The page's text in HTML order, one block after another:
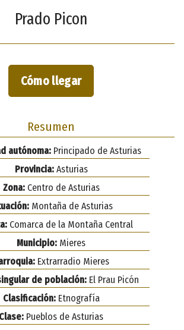
Prado Picon
Cómo llegar
Resumen
autónoma: Principado de Asturias
Provincia:Asturias
Zona:Centro de Asturias
Montaña de Asturias
Comarca de la Montaña Central
Municipio: Mieres
Extrarradio Mieres
de población: El Prau Picón
Clasificación:Etnografía
Clase: Pueblos de Asturias